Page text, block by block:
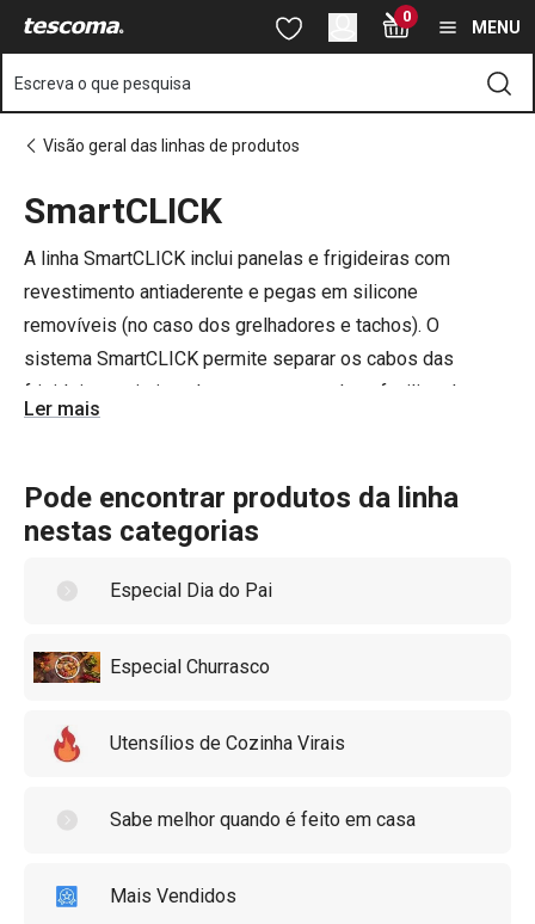
Saltar para o conteúdo principal
Saltar para a pesquisa
Saltar para a navegação 0
MENU
Escreva o que pesquisa
Visão geral das linhas de produtos
SmartCLICK
A linha SmartCLICK inclui panelas e frigideiras com
revestimento antiaderente e pegas em silicone
removíveis (no caso dos grelhadores e tachos). O
sistema SmartCLICK permite separar os cabos das
frigideiras, otimizando espaço a guardar e facilitando na
limpeza. Os utensílios são compatíveis com todos os
(sem os cabo ou pegas). Esta linha combina praticidade e
inovação para o dia a dia na cozinha.
Ler mais
Pode encontrar produtos da linha
nestas categorias
Especial Dia do Pai
Especial Churrasco
Utensílios de Cozinha Virais
Sabe melhor quando é feito em casa
Mais Vendidos